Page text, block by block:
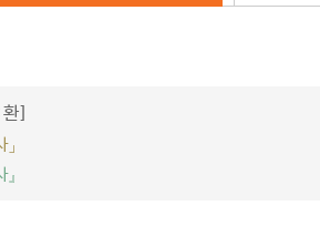
]
」
』